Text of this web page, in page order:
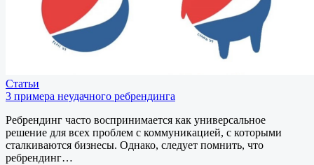
Статьи
3 примера неудачного ребрендинга
Ребрендинг часто воспринимается как универсальное
решение для всех проблем с коммуникацией, с которыми
сталкиваются бизнесы. Однако, следует помнить, что
ребрендинг…